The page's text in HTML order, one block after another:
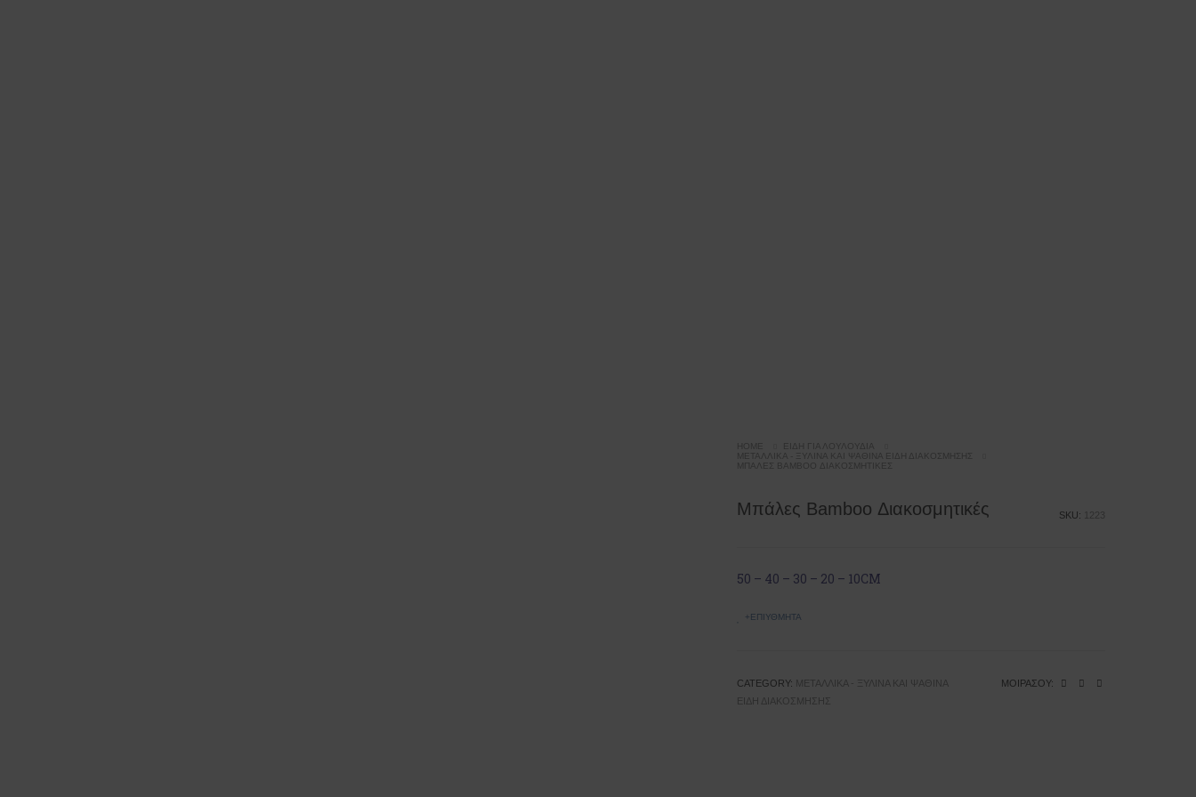
HOME
ΕΊΔΗ ΓΙΑ ΛΟΥΛΟΎΔΙΑ
ΜΕΤΑΛΛΙΚΆ - ΞΎΛΙΝΑ ΚΑΙ ΨΆΘΙΝΑ ΕΊΔΗ ΔΙΑΚΌΣΜΗΣΗΣ
ΜΠΆΛΕΣ ΒAMBOO ΔΙΑΚΟΣΜΗΤΙΚΈΣ
Μπάλες Βamboo Διακοσμητικές SKU: 1223
50 – 40 – 30 – 20 – 10CM
+ΕΠΙΥΘΜΗΤΆ
CATEGORY:
ΜΕΤΑΛΛΙΚΆ - ΞΎΛΙΝΑ ΚΑΙ ΨΆΘΙΝΑ
ΕΊΔΗ ΔΙΑΚΌΣΜΗΣΗΣ
ΜΟΙΡΆΣΟΥ: